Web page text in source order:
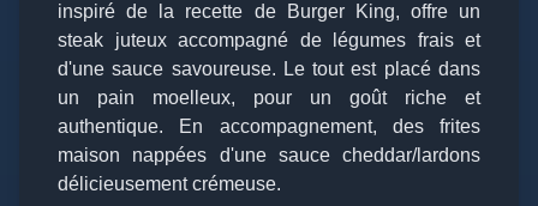
inspiré de la recette de Burger King, offre un
steak juteux accompagné de légumes frais et
d'une sauce savoureuse. Le tout est placé dans
un pain moelleux, pour un goût riche et
authentique. En accompagnement, des frites
maison nappées d'une sauce cheddar/lardons
délicieusement crémeuse.